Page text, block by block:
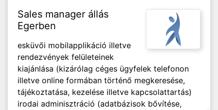
Sales manager állás
Egerben
esküvői mobilapplikáció illetve
rendezvények felületeinek
kiajánlása (kizárólag céges ügyfelek telefonon
illetve online formában történő megkeresése,
tájékoztatása, kezelése illetve kapcsolattartás)
irodai adminisztráció (adatbázisok bővítése,